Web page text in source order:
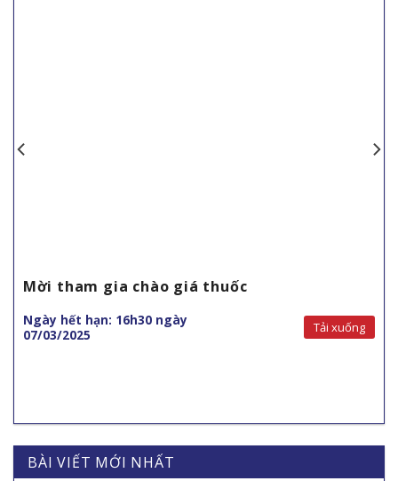
Mời tham gia chào giá thuốc
Ngày hết hạn: 16h30 ngày
07/03/2025
Tải xuống
BÀI VIẾT MỚI NHẤT